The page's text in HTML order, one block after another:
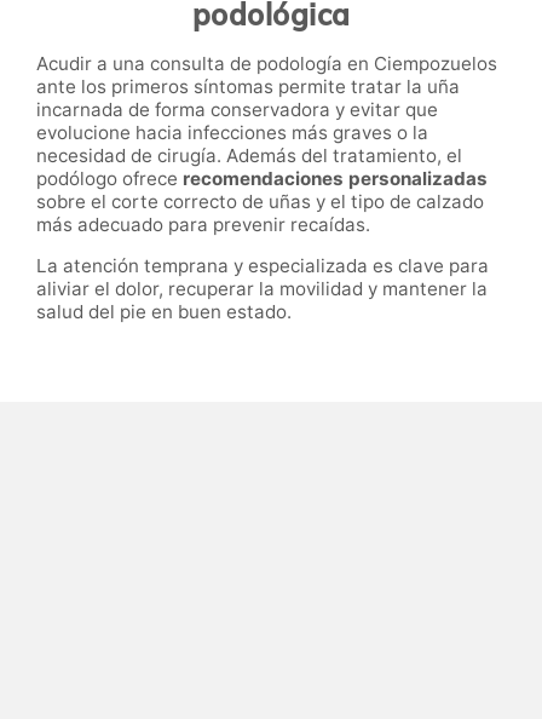
podológica
Acudir a una consulta de podología en Ciempozuelos
ante los primeros síntomas permite tratar la uña
incarnada de forma conservadora y evitar que
evolucione hacia infecciones más graves o la
necesidad de cirugía. Además del tratamiento, el
podólogo ofrece recomendaciones personalizadas
sobre el corte correcto de uñas y el tipo de calzado
más adecuado para prevenir recaídas.
La atención temprana y especializada es clave para
aliviar el dolor, recuperar la movilidad y mantener la
salud del pie en buen estado.